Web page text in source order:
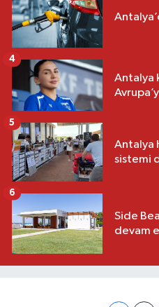
Antalya
4
Antalya
sistemi
5
Side
devam
6